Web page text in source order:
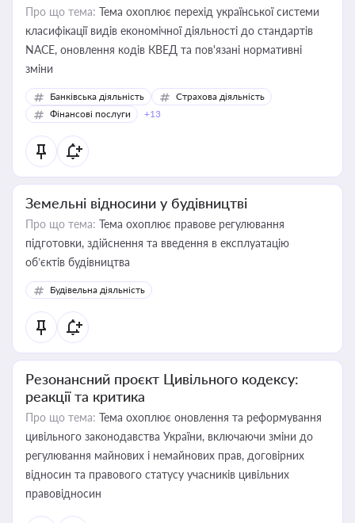
Про що тема: Тема охоплює перехід української системи
класифікації видів економічної діяльності до стандартів
NACE, оновлення кодів КВЕД та пов'язані нормативні
зміни
Банківська діяльність
Страхова діяльність
Фінансові послуги
+13
Земельні відносини у будівництві
Про що тема: Тема охоплює правове регулювання
підготовки, здійснення та введення в експлуатацію
об’єктів будівництва
Будівельна діяльність
Резонансний проєкт Цивільного кодексу:
реакції та критика
Про що тема: Тема охоплює оновлення та реформування
цивільного законодавства України, включаючи зміни до
регулювання майнових і немайнових прав, договірних
відносин та правового статусу учасників цивільних
правовідносин